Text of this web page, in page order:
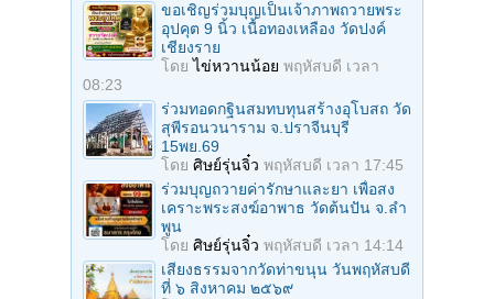
ขอเชิญร่วมบุญเป็นเจ้าภาพถวายพระ
อุปคุต 9 นิ้ว เนื้อทองเหลือง วัดปงค์
เชียงราย
โดยไข่หวานน้อย พฤหัสบดี เวลา
08:23
ร่วมทอดกฐินสมทบทุนสร้างอุโบสถ วัด
สุพีรอนวนาราม จ.ปราจีนบุรี
15พย.69
โดย ศิษย์รุ่นจิ๋ว พฤหัสบดี เวลา 17:45
ร่วมบุญถวายค่ารักษาและยา เพื่อสง
เคราะพระสงฆ์อาพาธ วัดต้นปัน จ.ลํา
พูน
โดย ศิษย์รุ่นจิ๋ว พฤหัสบดี เวลา 14:14
เสียงธรรมจากวัดท่าขนุน วันพฤหัสบดี
ที่ ๖ สิงหาคม ๒๕๖๙